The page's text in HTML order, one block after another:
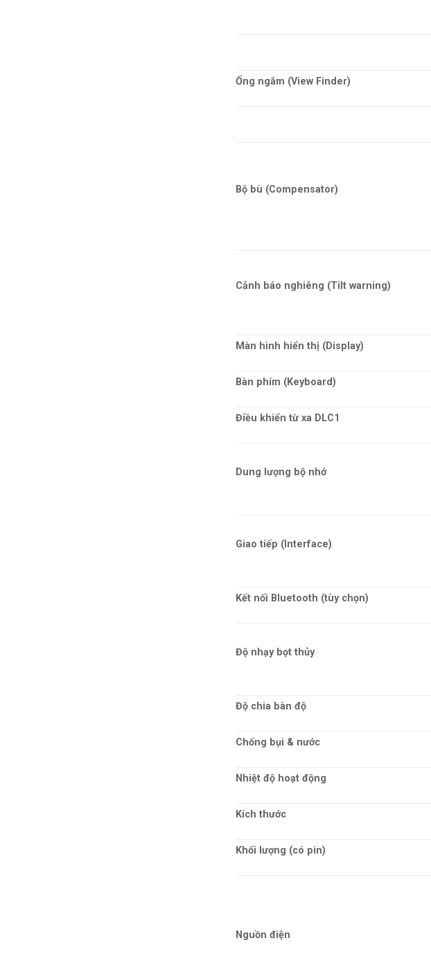
Ống ngắm (View Finder)
Bộ bù (Compensator)
Cảnh báo nghiêng (Tilt warning)
Màn hình hiển thị (Display)
Bàn phím (Keyboard)
Điều khiển từ xa DLC1
Dung lượng bộ nhớ
Giao tiếp (Interface)
Kết nối Bluetooth (tùy chọn)
Độ nhạy bọt thủy
Độ chia bàn độ
Chống bụi & nước
Nhiệt độ hoạt động
Kích thước
Khối lượng (có pin)
Nguồn điện